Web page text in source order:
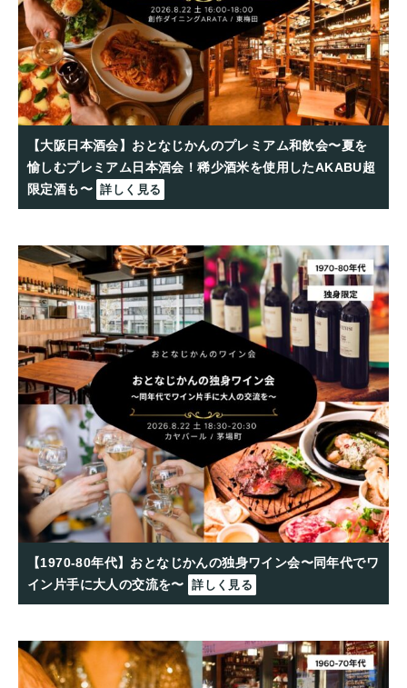
【大阪日本酒会】おとなじかんのプレミアム和飲会〜夏を
愉しむプレミアム日本酒会！稀少酒米を使用したAKABU超
限定酒も〜 詳しく見る
【1970-80年代】おとなじかんの独身ワイン会〜同年代でワ
イン片手に大人の交流を〜
詳しく見る